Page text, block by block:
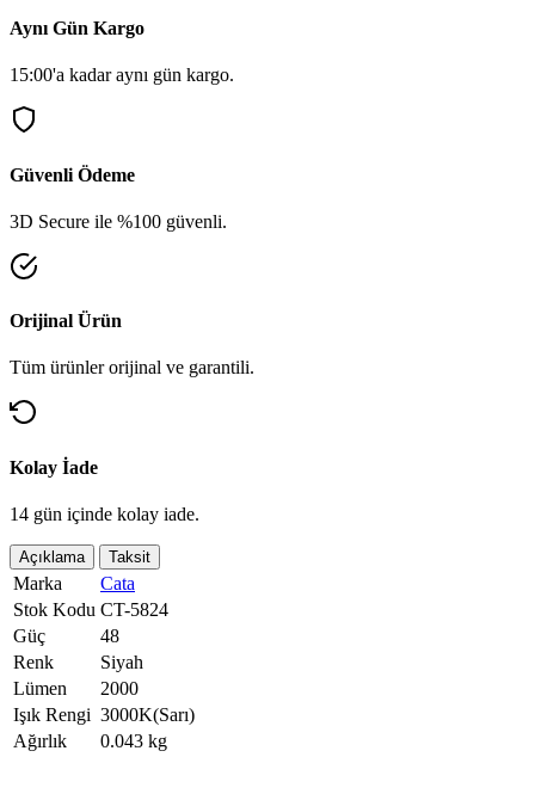
Aynı Gün Kargo
15:00'a kadar aynı gün kargo.
Güvenli Ödeme
3D Secure ile %100 güvenli.
Orijinal Ürün
Tüm ürünler orijinal ve garantili.
Kolay İade
14 gün içinde kolay iade.
Açıklama Taksit
Marka
Cata
Stok Kodu CT-5824
Güç
48
Renk
Siyah
Lümen
2000
Işık Rengi 3000K(Sarı)
Ağırlık
0.043 kg